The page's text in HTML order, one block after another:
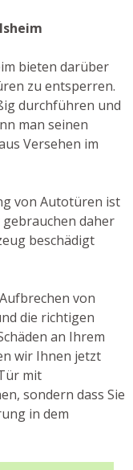
bieten darüber
zu entsperren.
durchführen und
man seinen
Versehen im
von Autotüren ist
gebrauchen daher
beschädigt
von
die richtigen
an Ihrem
wir Ihnen jetzt
mit
sondern dass Sie
in dem